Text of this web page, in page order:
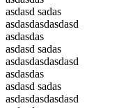
asdasd sadas
asdasdasdasdasd
asdasdas
asdasd sadas
asdasdasdasdasd
asdasdas
asdasd sadas
asdasdasdasdasd